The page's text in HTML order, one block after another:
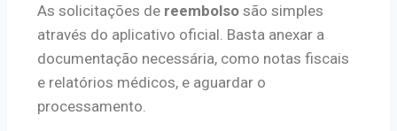
As solicitações de reembolso são simples
através do aplicativo oficial. Basta anexar a
documentação necessária, como notas fiscais
e relatórios médicos, e aguardar o
processamento.